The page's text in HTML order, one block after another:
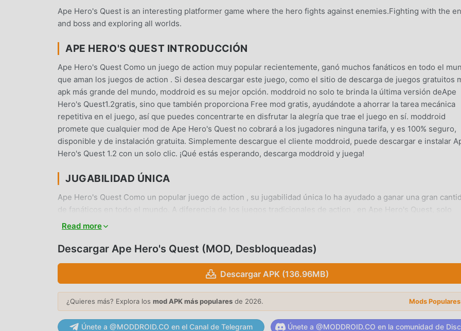
Ape Hero's Quest is an interesting platformer game where the hero fights against enemies.Fighting with the
and boss and exploring all worlds.
APE HERO'S QUEST INTRODUCCIÓN
Ape Hero's Quest Como un juego de action muy popular recientemente, ganó muchos fanáticos en todo el
que aman los juegos de action . Si desea descargar este juego, como el sitio de descarga de juegos gratuitos
apk más grande del mundo, moddroid es su mejor opción. moddroid no solo te brinda la última versión deApe
Hero's Quest1.2gratis, sino que también proporciona Free mod gratis, ayudándote a ahorrar la tarea mecánica
repetitiva en el juego, así que puedes concentrarte en disfrutar la alegría que trae el juego en sí. moddroid
promete que cualquier mod de Ape Hero's Quest no cobrará a los jugadores ninguna tarifa, y es 100% seguro,
disponible y de instalación gratuita. Simplemente descargue el cliente moddroid, puede descargar e instalar
Hero's Quest 1.2 con un solo clic. ¡Qué estás esperando, descarga moddroid y juega!
JUGABILIDAD ÚNICA
Ape Hero's Quest Como un popular juego de action , su jugabilidad única lo ha ayudado a ganar una gran
de fanáticos en todo el mundo. A diferencia de los juegos tradicionales de action , en Ape Hero's Quest, solo
necesitas pasar por el tutorial para principiantes, por lo que puedes comenzar fácilmente todo el juego y
especialmente una plataforma para los amantes de los juegos de la action , lo que le permite comunicarse y
moddroid y disfrute del juego action con todos los socios globales venga feliz
HERMOSA PANTALLA
mapas y personajes de alta calidad hacen que Ape Hero's Quest atraiga a muchos action fanáticos, y en
Read more
Descargar Ape Hero's Quest (MOD, Desbloqueadas)
Descargar APK (136.96MB)
¿Quieres más? Explora los mod APK más populares de 2026. Mods
Únete a @MODDROID.CO en el Canal de Telegram Únete a @MODDROID.CO en la comunidad de